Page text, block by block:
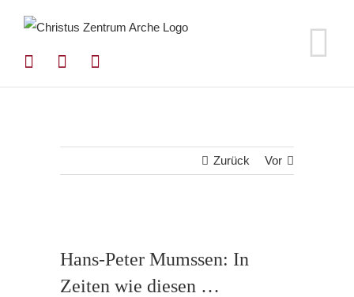
springen
Zurück Vor
Hans-Peter Mumssen: In
Zeiten wie diesen …